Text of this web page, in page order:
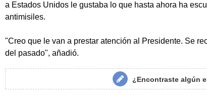
a Estados Unidos le gustaba lo que hasta ahora ha
antimisiles.
"Creo que le van a prestar atención al Presidente. Se
del pasado", añadió.
¿Encontraste algún